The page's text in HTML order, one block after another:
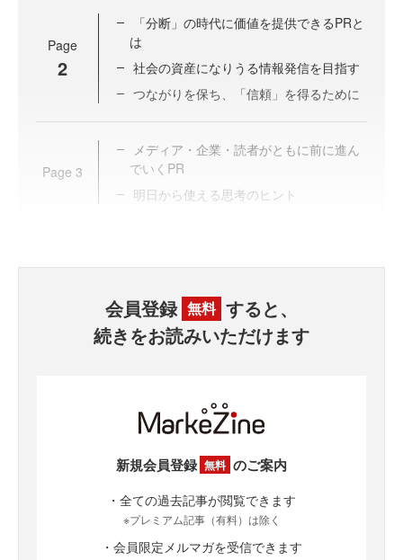
Page
2
「分断」の時代に価値を提供できるPRと
は
社会の資産になりうる情報発信を目指す
つながりを保ち、「信頼」を得るために
Page 3
メディア・企業・読者がともに前に進ん
でいくPR
明日から使える思考のヒント
会員登録 無料 すると、
続きをお読みいただけます
新規会員登録 無料 のご案内
・全ての過去記事が閲覧できます
※プレミアム記事（有料）は除く
・会員限定メルマガを受信できます